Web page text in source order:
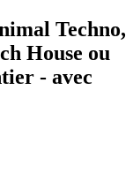
Techno,
House ou
- avec